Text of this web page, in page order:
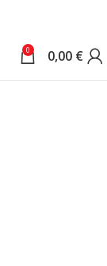
0 0,00 €